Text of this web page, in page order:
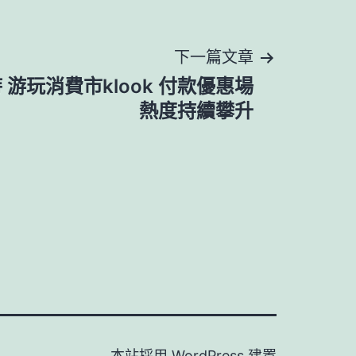
下一篇文章
游玩消費市klook 付款優惠場
熱度持續攀升